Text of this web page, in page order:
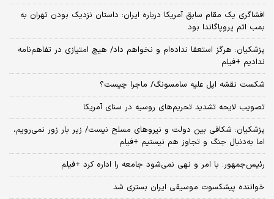
افشاگری یک مقام سابق آمریکا درباره ایران: داستان نزدیک بودن تهران به
بمب اتم پروپاگاندا بود
پزشکیان: هرگز استعفا نداده‌ام و نخواهم داد/ هیچ امتیازی در تفاهم‌نامه
ندادیم +فیلم
شکست نقشه اپل علیه سامسونگ/ ماجرا چیست؟
تصویب لایحه تشدید تحریم‌های روسیه در سنای آمریکا
پزشکیان: شکافی بین دولت و نیروهای مسلح نیست/ زیر بار زور نمی‌رویم،
اما به‌دنبال جنگ و تجاوز هم نیستیم +فیلم
رئیس‌جمهور: با امر و نهی نمی‌شود جامعه را اداره کرد +فیلم
خواننده پیشکسوت موسیقی ایران بستری شد